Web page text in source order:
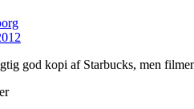
god kopi af Starbucks, men